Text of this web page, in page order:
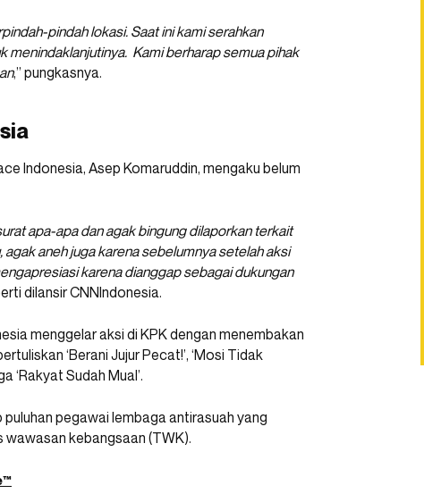
pindah lokasi. Saat ini kami serahkan
menindaklanjutinya. Kami berharap semua pihak
,” pungkasnya.
Indonesia, Asep Komaruddin, mengaku belum
apa-apa dan agak bingung dilaporkan terkait
aneh juga karena sebelumnya setelah aksi
karena dianggap sebagai dukungan
dilansir CNNIndonesia.
menggelar aksi di KPK dengan menembakan
‘Berani Jujur Pecat!’, ‘Mosi Tidak
‘Rakyat Sudah Mual’.
pegawai lembaga antirasuah yang
kebangsaan (TWK).